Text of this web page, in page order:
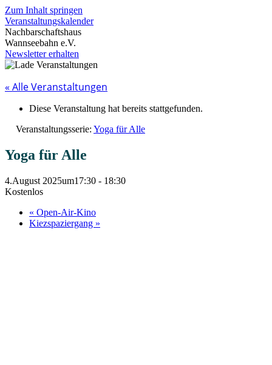
Zum Inhalt springen
Veranstaltungskalender
Nachbarschaftshaus
Wannseebahn e.V.
Newsletter erhalten
« Alle Veranstaltungen
Diese Veranstaltung hat bereits stattgefunden.
Veranstaltungsserie: Yoga für Alle
Yoga für Alle
4.August 2025um17:30 - 18:30
Kostenlos
« Open-Air-Kino
Kiezspaziergang »